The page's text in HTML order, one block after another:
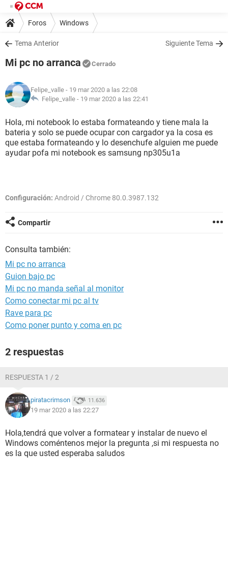
Foros Windows
Tema Anterior Siguiente Tema
Mi pc no arranca Cerrado
Felipe_valle - 19 mar 2020 a las 22:08
Felipe_valle - 19 mar 2020 a las 22:41
Hola, mi notebook lo estaba formateando y tiene mala la
bateria y solo se puede ocupar con cargador ya la cosa es
que estaba formateando y lo desenchufe alguien me puede
ayudar pofa mi notebook es samsung np305u1a
Configuración: Android / Chrome 80.0.3987.132
Compartir
Consulta también:
Mi pc no arranca
Guion bajo pc
Mi pc no manda señal al monitor
Como conectar mi pc al tv
Rave para pc
Como poner punto y coma en pc
2 respuestas
RESPUESTA 1 / 2
piratacrimson 11.636
19 mar 2020 a las 22:27
Hola,tendrá que volver a formatear y instalar de nuevo el
Windows coméntenos mejor la pregunta ,si mi respuesta no
es la que usted esperaba saludos